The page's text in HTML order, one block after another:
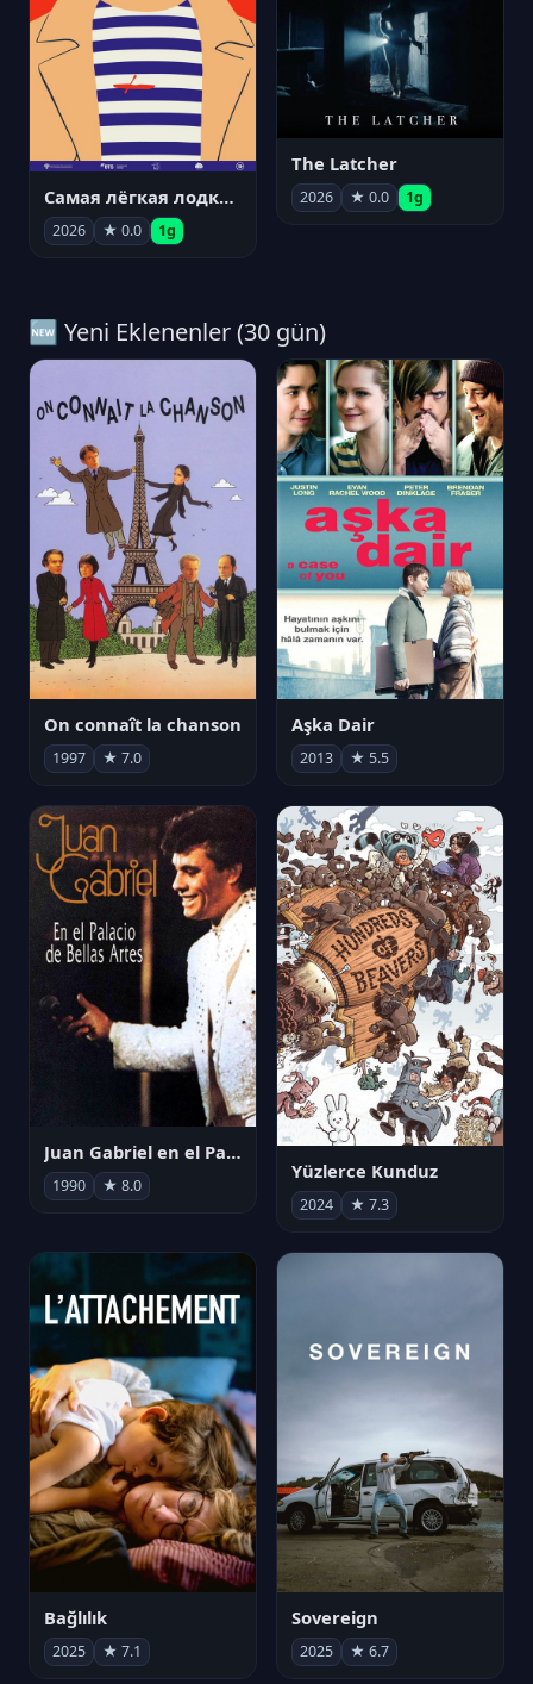
Самая лёгкая лодка в мире
2026 ★ 0.0 1g
The Latcher
2026 ★ 0.0 1g
🆕 Yeni Eklenenler (30 gün)
On connaît la chanson
1997 ★ 7.0
Aşka Dair
2013 ★ 5.5
Juan Gabriel en el Palacio de Bellas Artes
1990 ★ 8.0
Yüzlerce Kunduz
2024 ★ 7.3
Bağlılık
2025 ★ 7.1
Sovereign
2025 ★ 6.7